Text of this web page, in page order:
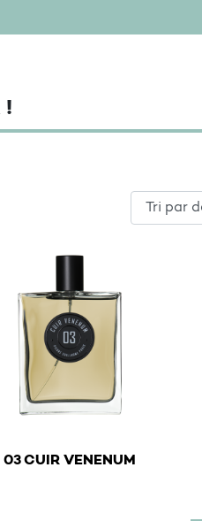
!
03 CUIR VENENUM